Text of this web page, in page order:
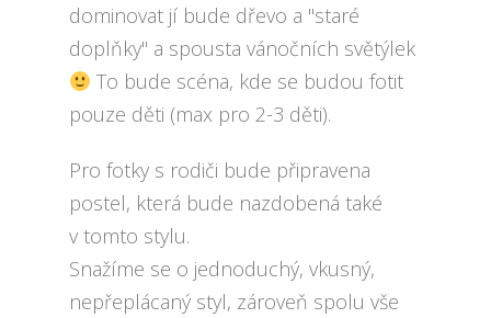
dominovat jí bude dřevo a "staré
doplňky" a spousta vánočních světýlek
To bude scéna, kde se budou fotit
pouze děti (max pro 2-3 děti).
Pro fotky s rodiči bude připravena
postel, která bude nazdobená také
v tomto stylu.
Snažíme se o jednoduchý, vkusný,
nepřeplácaný styl, zároveň spolu vše